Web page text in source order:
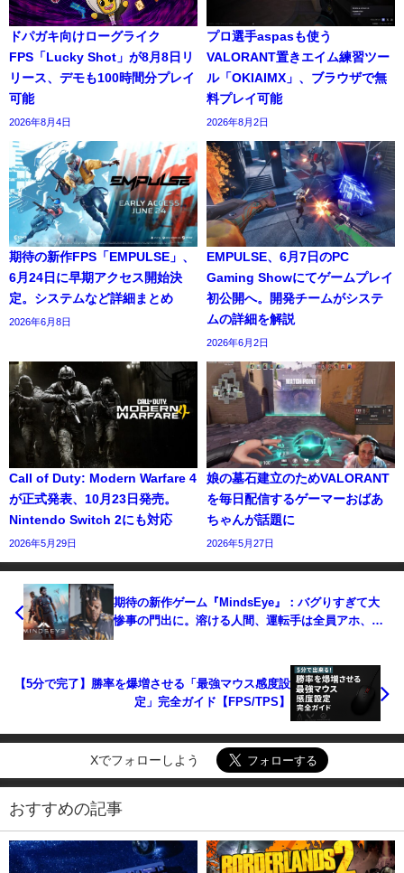
ドパガキ向けローグライク
FPS「Lucky Shot」が8月8日リ
リース、デモも100時間分プレイ
可能
2026年8月4日
プロ選手aspasも使う
VALORANT置きエイム練習ツー
ル「OKIAIMX」、ブラウザで無
料プレイ可能
2026年8月2日
期待の新作FPS「EMPULSE」、
6月24日に早期アクセス開始決
定。システムなど詳細まとめ
2026年6月8日
EMPULSE、6月7日のPC
Gaming Showにてゲームプレイ
初公開へ。開発チームがシステ
ムの詳細を解説
2026年6月2日
Call of Duty: Modern Warfare 4
が正式発表、10月23日発売。
Nintendo Switch 2にも対応
2026年5月29日
娘の墓石建立のためVALORANT
を毎日配信するゲーマーおばあ
ちゃんが話題に
2026年5月27日
期待の新作ゲーム『MindsEye』：バグりすぎて大
惨事の門出に。溶ける人間、運転手は全員アホ、車
【5分で完了】勝率を爆増させる「最強マウス感度設
定」完全ガイド【FPS/TPS】
Xでフォローしよう
おすすめの記事